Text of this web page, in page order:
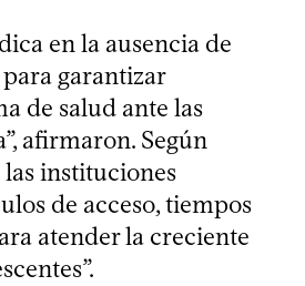
en la ausencia de
garantizar
de salud ante las
afirmaron. Según
instituciones
de acceso, tiempos
atender la creciente